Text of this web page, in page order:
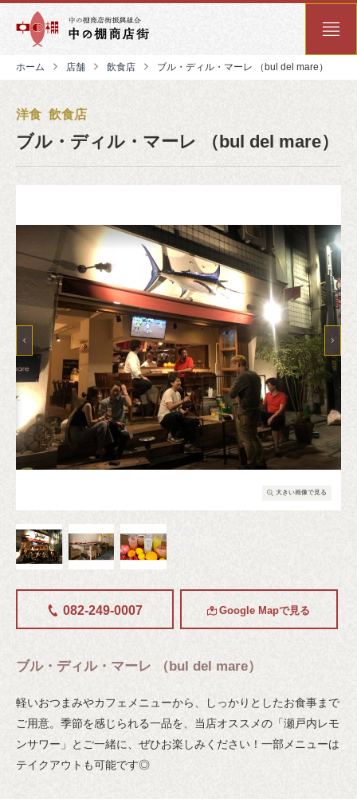
ホーム 店舗 飲食店 ブル・ディル・マーレ （bul del mare）
洋食 飲食店
ブル・ディル・マーレ （bul del mare）
大きい画像で見る
082-249-0007 Google Mapで見る
ブル・ディル・マーレ （bul del mare）
軽いおつまみやカフェメニューから、しっかりとしたお食事まで
ご用意。季節を感じられる一品を、当店オススメの「瀬戸内レモ
ンサワー」とご一緒に、ぜひお楽しみください！一部メニューは
テイクアウトも可能です◎